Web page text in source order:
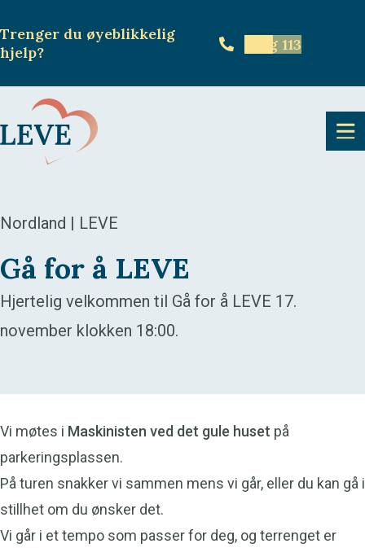
Trenger du øyeblikkelig
hjelp? Ring 113
Nordland | LEVE
Gå for å LEVE
Hjertelig velkommen til Gå for å LEVE 17.
november klokken 18:00.
Vi møtes i Maskinisten ved det gule huset på
parkeringsplassen.
På turen snakker vi sammen mens vi går, eller du kan gå i
stillhet om du ønsker det.
Vi går i et tempo som passer for deg, og terrenget er